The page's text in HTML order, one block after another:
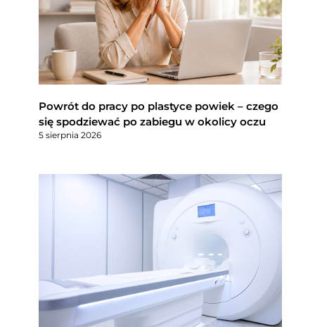
Powrót do pracy po plastyce powiek – czego
się spodziewać po zabiegu w okolicy oczu
5 sierpnia 2026